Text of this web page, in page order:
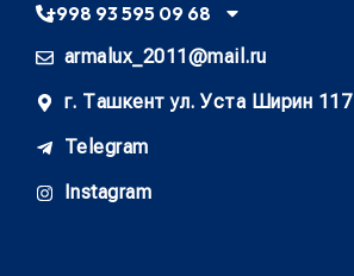
+998 93 595 09 68
armalux_2011@mail.ru
г. Ташкент ул. Уста Ширин 117
Telegram
Instagram